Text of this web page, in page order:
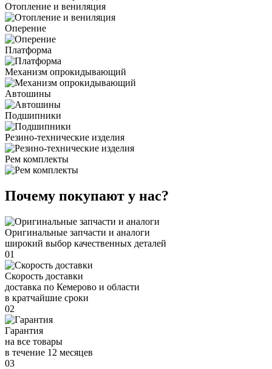
Отопление и вениляция
Оперение
Платформа
Механизм опрокидывающий
Автошины
Подшипники
Резино-технические изделия
Рем комплекты
Почему покупают у нас?
Оригинальные запчасти и аналоги
широкий выбор качественных деталей
01
Скорость доставки
доставка по Кемерово и области
в кратчайшие сроки
02
Гарантия
на все товары
в течение 12 месяцев
03